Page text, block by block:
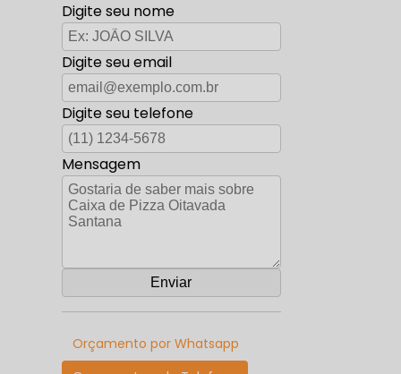
Digite seu nome
Digite seu email
Digite seu telefone
Mensagem
Orçamento por Whatsapp